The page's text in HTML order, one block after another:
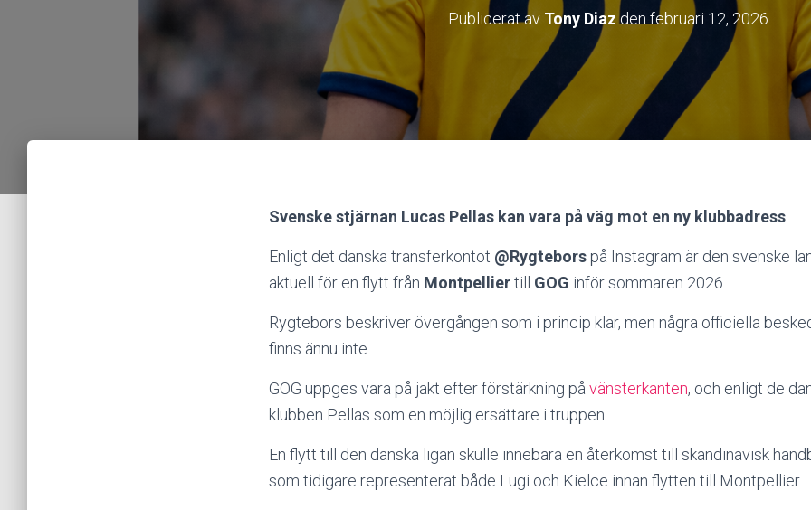
Publicerat av Tony Diaz den februari 12, 2026
Svenske stjärnan Lucas Pellas kan vara på väg mot en ny klubbadress
Enligt det danska transferkontot @Rygtebors på Instagram är den svenske
aktuell för en flytt från Montpelliertill GOG inför sommaren 2026.
Rygtebors beskriver övergången som i princip klar, men några officiella
finns ännu inte.
GOG uppges vara på jakt efter förstärkning på vänsterkanten, och enligt de
klubben Pellas som en möjlig ersättare i truppen.
En flytt till den danska ligan skulle innebära en återkomst till skandinavisk
som tidigare representerat både Lugi och Kielce innan flytten till Montpellier.